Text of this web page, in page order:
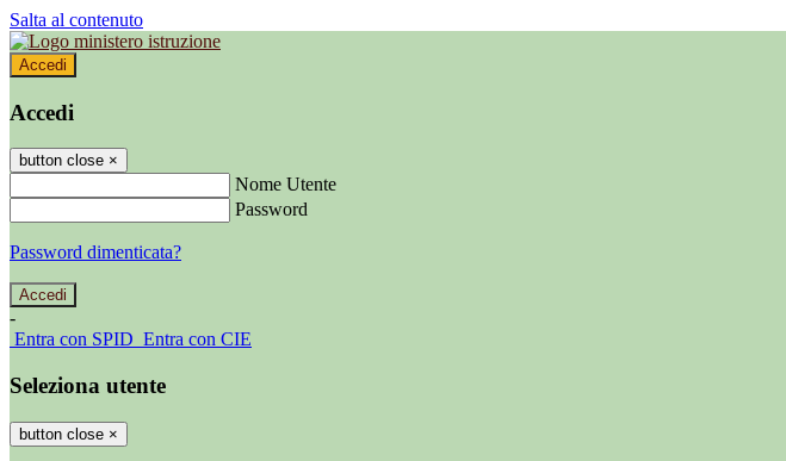
Salta al contenuto
Accedi
Accedi
button close ×
Nome Utente
Password
Password dimenticata?
-
Entra con SPID Entra con CIE
Seleziona utente
button close ×